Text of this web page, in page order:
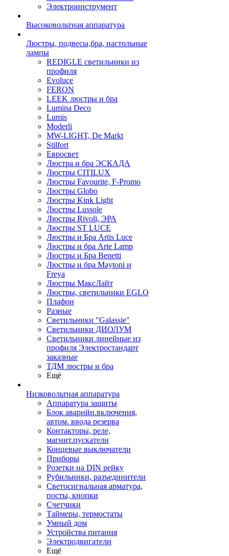
Электроинструмент
Высоковольтная аппаратура
Люстры, подвесы,бра, настольные
лампы
REDIGLE светильники из
профиля
Evoluce
FERON
LEEK люстры и бра
Lumina Deco
Lumis
Moderli
MW-LIGHT, De Markt
Stilfort
Евросвет
Люстра и бра ЭСКАДА
Люстры CITILUX
Люстры Favourite, F-Promo
Люстры Globo
Люстры Kink Light
Люстры Lussole
Люстры Rivoli, ЭРА
Люстры ST LUCE
Люстры и Бра Artis Luce
Люстры и бра Arte Lamp
Люстры и Бра Benetti
Люстры и бра Maytoni и
Freya
Люстры МаксЛайт
Люстры, светильники EGLO
Плафон
Разные
Светильники "Galassie"
Светильники ДИОЛУМ
Светильники линейные из
профиля Электростандарт
заказные
ТДМ люстры и бра
Ещё
Низковольтная аппаратура
Аппаратура защиты
Блок аварийн.включения,
автом. ввода резерва
Контакторы, реле,
магнит.пускатели
Концевые выключатели
Приборы
Розетки на DIN рейку
Рубильники, разъединители
Светосигнальная арматура,
посты, кнопки
Счетчики
Таймеры, термостаты
Умный дом
Устройства питания
Электродвигатели
Ещё